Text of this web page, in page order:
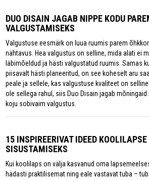
DUO DISAIN JAGAB NIPPE KODU
VALGUSTAMISEKS
Valgustuse eesmärk on luua ruumis parem
nähtavus. Hea valgustus on selline, mida alati ei
läbimõeldud ja hästi valgustatud ruumis. Samas
piisavalt hästi planeeritud, on see koheselt aru
peale ja sellele, kas valgustuse kvaliteet on
ole sellega rahul, siis Duo Disain jagab
koju sobivaim valgustus.
15 INSPIREERIVAT IDEED
SISUSTAMISEKS
Kui koolilaps on välja kasvanud oma
hädasti praktilisemat ning eale vastavat tuba –